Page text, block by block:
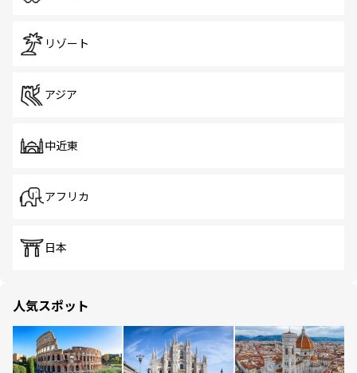
リゾート
アジア
中近東
アフリカ
日本
人気スポット